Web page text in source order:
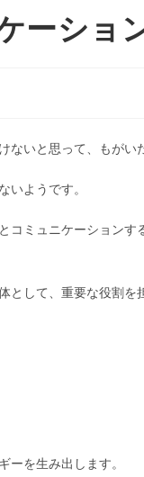
ーショ
ないと思って、もがい
ようです。
ミュニケーション
して、重要な役割を
を生み出します。